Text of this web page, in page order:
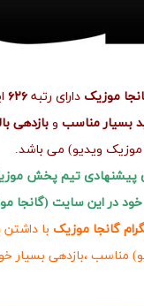
موزیک دارای رتبه۶۲۶
بسیار مناسبو بازدهی
موزیک ویدیو) می باشد.
پیشنهادی تیم پخش
در این سایت (گانجا
گانجا موزیک
مناسب ،بازدهی بسیار